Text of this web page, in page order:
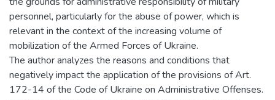
personnel, particularly for the abuse of power, which is
relevant in the context of the increasing volume of
mobilization of the Armed Forces of Ukraine.
The author analyzes the reasons and conditions that
negatively impact the application of the provisions of Art.
172-14 of the Code of Ukraine on Administrative Offenses.